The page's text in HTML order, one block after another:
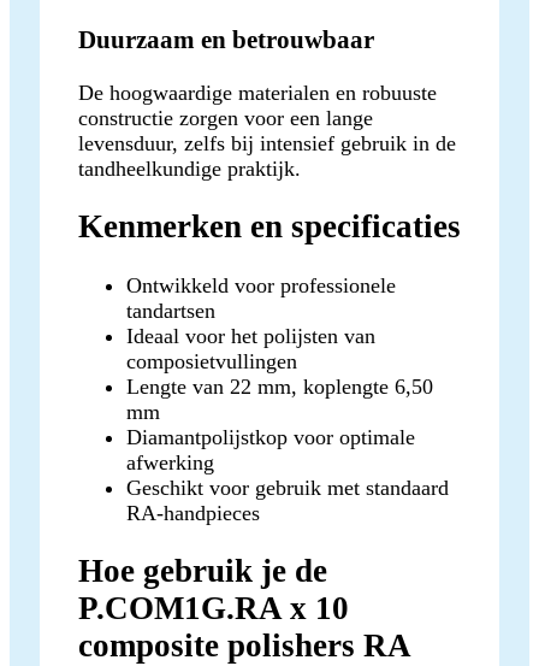
Duurzaam en betrouwbaar
De hoogwaardige materialen en robuuste
constructie zorgen voor een lange
levensduur, zelfs bij intensief gebruik in de
tandheelkundige praktijk.
Kenmerken en specificaties
Ontwikkeld voor professionele
tandartsen
Ideaal voor het polijsten van
composietvullingen
Lengte van 22 mm, koplengte 6,50
mm
Diamantpolijstkop voor optimale
afwerking
Geschikt voor gebruik met standaard
RA-handpieces
Hoe gebruik je de
P.COM1G.RA x 10
composite polishers RA